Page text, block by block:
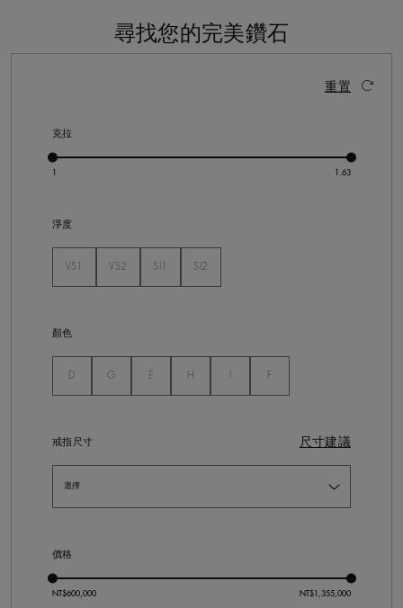
尋找您的完美鑽石
重置
克拉
淨度
VS1
VS2
SI1
SI2
顏色
D未選 G未選 E H F
戒指尺寸 尺寸建議
價格